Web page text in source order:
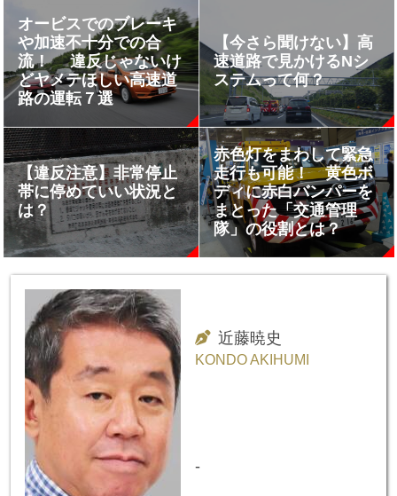
オービスでのブレーキ
や加速不十分での合
流！ 違反じゃないけ
どヤメテほしい高速道
路の運転７選
【今さら聞けない】高
速道路で見かけるNシ
ステムって何？
【違反注意】非常停止
帯に停めていい状況と
は？
赤色灯をまわして緊急
走行も可能！ 黄色ボ
ディに赤白バンパーを
まとった「交通管理
隊」の役割とは？
近藤暁史
KONDO AKIHUMI
-